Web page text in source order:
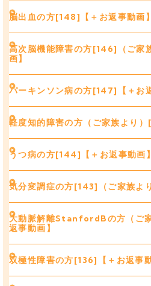
脳出血の方[148]【＋お返事動画】
高次脳機能障害の方[146]（ご家
画】
パーキンソン病の方[147]【＋お
軽度知的障害の方（ご家族より
うつ病の方[144]【＋お返事動画】
気分変調症の方[143]（ご家族よ
大動脈解離StanfordBの方（ご
返事動画】
双極性障害の方[136]【＋お返事動